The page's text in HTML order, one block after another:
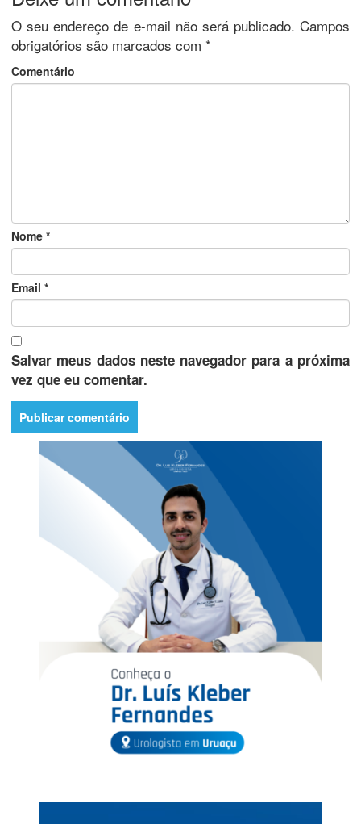
O seu endereço de e-mail não será publicado. Campos
obrigatórios são marcados com *
Comentário
Nome *
Email *
Salvar meus dados neste navegador para a próxima
vez que eu comentar.